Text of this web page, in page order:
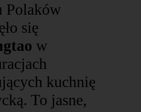
Polaków
się
w
kuchnię
To jasne,